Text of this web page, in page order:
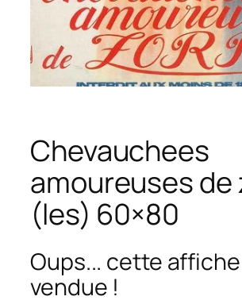
Chevauchees
amoureuses de
(les) 60×80
Oups... cette
vendue !